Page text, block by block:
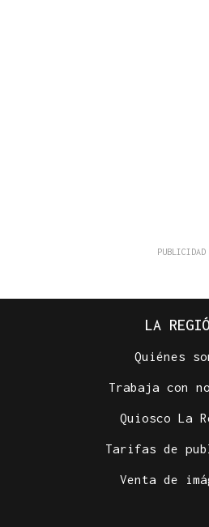
LA
Quiénes
Trabaja con
Quiosco La
Tarifas de
Venta de